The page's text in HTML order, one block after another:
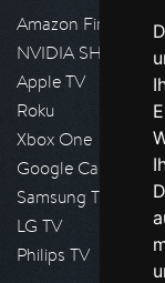
Amazon FireTV
NVIDIA SHIELD,
Apple TV
Roku
Xbox One
Google Cast
Samsung TV
LG TV
Philips TV